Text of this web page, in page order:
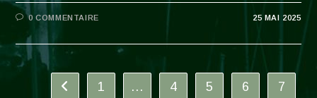
0 COMMENTAIRE 25 MAI 2025
Go to the previous page
1 … 4 5 6
7